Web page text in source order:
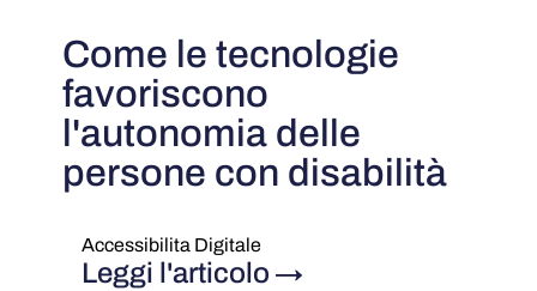
Come le tecnologie
favoriscono
l'autonomia delle
persone con disabilità
Accessibilita Digitale
Leggi l'articolo →